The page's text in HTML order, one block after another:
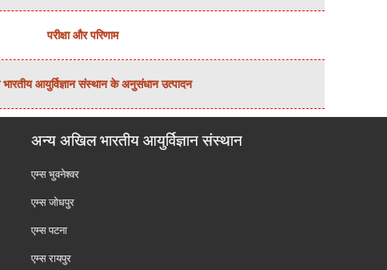
परीक्षा और परिणाम
आयुर्विज्ञान संस्थान के अनुसंधान उत्पादन
अन्य अखिल भारतीय आयुर्विज्ञान संस्थान
एम्‍स भुवनेश्वर
एम्‍स जोधपुर
एम्‍स पटना
एम्‍स रायपुर